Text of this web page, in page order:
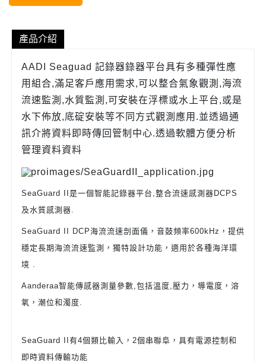
產品介紹
AADI Seaguad 記錄器錄器平台具有多種彈性應
用組合,滿足客戶應用需求,可以整合氣象觀測,海流
流速監測,水質監測,可安裝在浮標或水上平台,或是
水下佈放,底碇安裝等不同方式觀測應用.並透過通
訊介將資料即時傳回管制中心.透過軟體方便分析
管理資料資料
SeaGuard II是一個智能記錄器平台,整合流速感測器DCPS
及水質感測器.
SeaGuard II DCP海流流速剖面儀，音鼓頻率600kHz，提供
穩定長期海流流速監測，獨特設計功能，適用於各種海洋環
境 .
Aanderaa智能傳感器測量參數,包括溫度,壓力，導電度，溶
氧，潮位和濁度.
SeaGuard II有4個類比輸入，2個串聯阜，具有電源控制和
即時資料傳輸功能